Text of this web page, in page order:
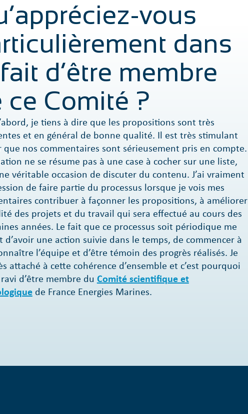
vous
dans
d’être membre
ce Comité ?
je tiens à dire que les propositions sont très
et en général de bonne qualité. Il est très stimulant
que nos commentaires sont sérieusement pris en compte.
ne se résume pas à une case à cocher sur une liste,
véritable occasion de discuter du contenu. J’ai vraiment
de faire partie du processus lorsque je vois mes
contribuer à façonner les propositions, à améliorer
des projets et du travail qui sera effectué au cours des
années. Le fait que ce processus soit périodique me
d’avoir une action suivie dans le temps, de commencer à
l’équipe et d’être témoin des progrès réalisés. Je
attaché à cette cohérence d’ensemble et c’est pourquoi
d’être membre du Comité scientifique et
de France Energies Marines.